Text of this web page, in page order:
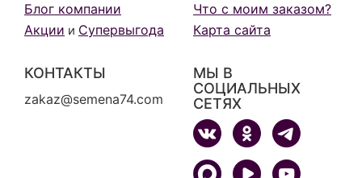
Блог компании
Акции и Супервыгода
Что с моим заказом?
Карта сайта
КОНТАКТЫ
zakaz@semena74.com
МЫ В
СОЦИАЛЬНЫХ
СЕТЯХ